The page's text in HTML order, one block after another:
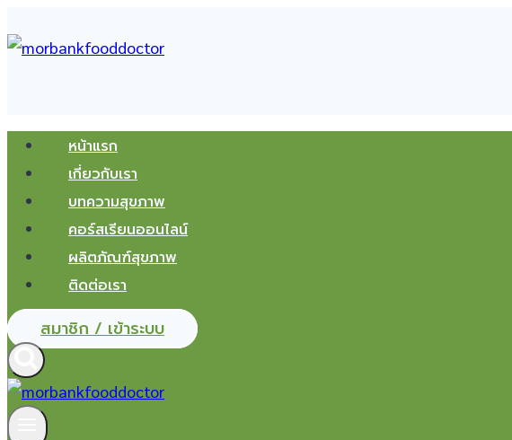
to
หน้าแรก
เกี่ยวกับเรา
บทความสุขภาพ
คอร์สเรียนออนไลน์
ผลิตภัณฑ์สุขภาพ
ติดต่อเรา
สมาชิก / เข้าระบบ